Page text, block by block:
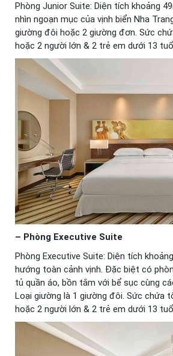
Phòng Junior Suite: Diện tích khoảng
nhìn ngoạn mục của vịnh biển Nha
giường đôi hoặc 2 giường đơn. Sức
hoặc 2 người lớn & 2 trẻ em dưới 13
– Phòng Executive Suite
Phòng Executive Suite: Diện tích
hướng toàn cảnh vịnh. Đặc biệt có
tủ quần áo, bồn tắm với bể sục cùng
Loại giường là 1 giường đôi. Sức chứa
hoặc 2 người lớn & 2 trẻ em dưới 13